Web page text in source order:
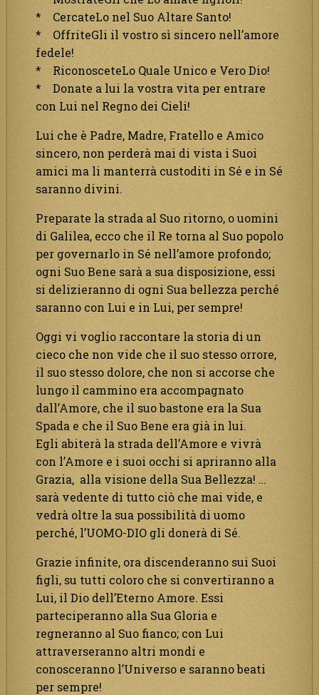
* CercateLo nel Suo Altare Santo!
* OffriteGli il vostro sì sincero nell’amore
fedele!
* RiconosceteLo Quale Unico e Vero Dio!
* Donate a lui la vostra vita per entrare
con Lui nel Regno dei Cieli!
Lui che è Padre, Madre, Fratello e Amico
sincero, non perderà mai di vista i Suoi
amici ma li manterrà custoditi in Sé e in Sé
saranno divini.
Preparate la strada al Suo ritorno, o uomini
di Galilea, ecco che il Re torna al Suo popolo
per governarlo in Sé nell’amore profondo;
ogni Suo Bene sarà a sua disposizione, essi
si delizieranno di ogni Sua bellezza perché
saranno con Lui e in Lui, per sempre!
Oggi vi voglio raccontare la storia di un
cieco che non vide che il suo stesso orrore,
il suo stesso dolore, che non si accorse che
lungo il cammino era accompagnato
dall’Amore, che il suo bastone era la Sua
Spada e che il Suo Bene era già in lui.
Egli abiterà la strada dell’Amore e vivrà
con l’Amore e i suoi occhi si apriranno alla
Grazia, alla visione della Sua Bellezza! …
sarà vedente di tutto ciò che mai vide, e
vedrà oltre la sua possibilità di uomo
perché, l’UOMO-DIO gli donerà di Sé.
Grazie infinite, ora discenderanno sui Suoi
figli, su tutti coloro che si convertiranno a
Lui, il Dio dell’Eterno Amore. Essi
parteciperanno alla Sua Gloria e
regneranno al Suo fianco; con Lui
attraverseranno altri mondi e
conosceranno l’Universo e saranno beati
per sempre!